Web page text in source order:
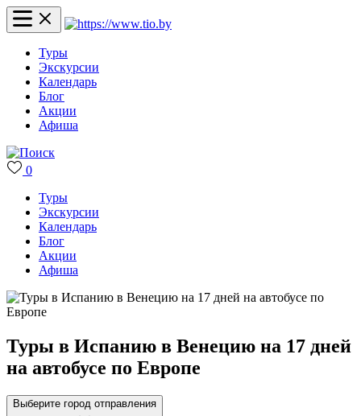
Туры
Экскурсии
Календарь
Блог
Акции
Афиша
0
Туры
Экскурсии
Календарь
Блог
Акции
Афиша
Туры в Испанию в Венецию на 17 дней
на автобусе по Европе
Выберите город отправления